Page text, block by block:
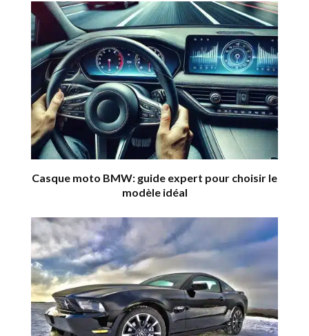
Casque moto BMW: guide expert pour choisir le
modèle idéal